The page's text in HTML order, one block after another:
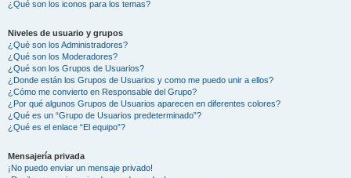
¿Qué son los iconos para los temas?
Niveles de usuario y grupos
¿Qué son los Administradores?
¿Qué son los Moderadores?
¿Qué son los Grupos de Usuarios?
¿Donde están los Grupos de Usuarios y como me puedo unir a ellos?
¿Cómo me convierto en Responsable del Grupo?
¿Por qué algunos Grupos de Usuarios aparecen en diferentes colores?
¿Qué es un “Grupo de Usuarios predeterminado”?
¿Qué es el enlace “El equipo”?
Mensajería privada
¡No puedo enviar un mensaje privado!